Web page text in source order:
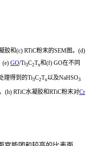
胶和(c) RTiC粉末的SEM图。(d)
(e) GO/Ti3C2Tx和(f) GO在不同
理得到的Ti3C2Tx以及NaHSO3
(h) RTiC水凝胶和RTiC粉末对Cr